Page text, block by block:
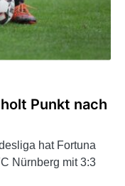
Punkt nach
hat Fortuna
Nürnberg mit 3:3